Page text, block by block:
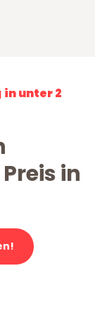
in unter 2
in